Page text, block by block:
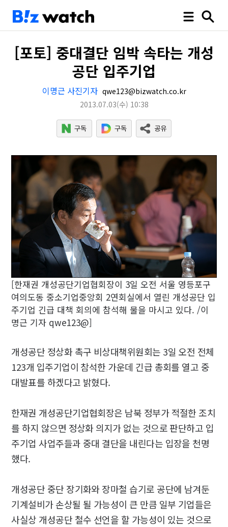
[포토] 중대결단 임박 속타는 개성
공단 입주기업
이명근 사진기자 qwe123@bizwatch.co.kr
2013.07.03(수) 10:38
[한재권 개성공단기업협회장이 3일 오전 서울 영등포구
여의도동 중소기업중앙회 2연회실에서 열린 개성공단 입
주기업 긴급 대책 회의에 참석해 물을 마시고 있다. /이
명근 기자 qwe123@]
개성공단 정상화 촉구 비상대책위원회는 3일 오전 전체
123개 입주기업이 참석한 가운데 긴급 총회를 열고 중
대발표를 하겠다고 밝혔다.
한재권 개성공단기업협회장은 남북 정부가 적절한 조치
를 하지 않으면 정상화 의지가 없는 것으로 판단하고 입
주기업 사업주들과 중대 결단을 내린다는 입장을 천명
했다.
개성공단 중단 장기화와 장마철 습기로 공단에 남겨둔
기계설비가 손상될 될 가능성이 큰 만큼 일부 기업들은
사실상 개성공단 철수 선언을 할 가능성이 있는 것으로